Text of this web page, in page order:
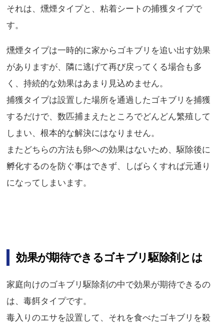
それは、燻煙タイプと、粘着シートの捕獲タイプで
す。
燻煙タイプは一時的に家からゴキブリを追い出す効果
がありますが、隣に逃げて再び戻ってくる場合も多
く、持続的な効果はあまり見込めません。
捕獲タイプは設置した場所を通過したゴキブリを捕獲
するだけで、数匹捕まえたところでどんどん繁殖して
しまい、根本的な解決にはなりません。
またどちらの方法も卵への効果はないため、駆除後に
孵化するのを防ぐ事はできず、しばらくすれば元通り
になってしまいます。
効果が期待できるゴキブリ駆除剤とは
家庭向けのゴキブリ駆除剤の中で効果が期待できるの
は、毒餌タイプです。
毒入りのエサを設置して、それを食べたゴキブリを殺